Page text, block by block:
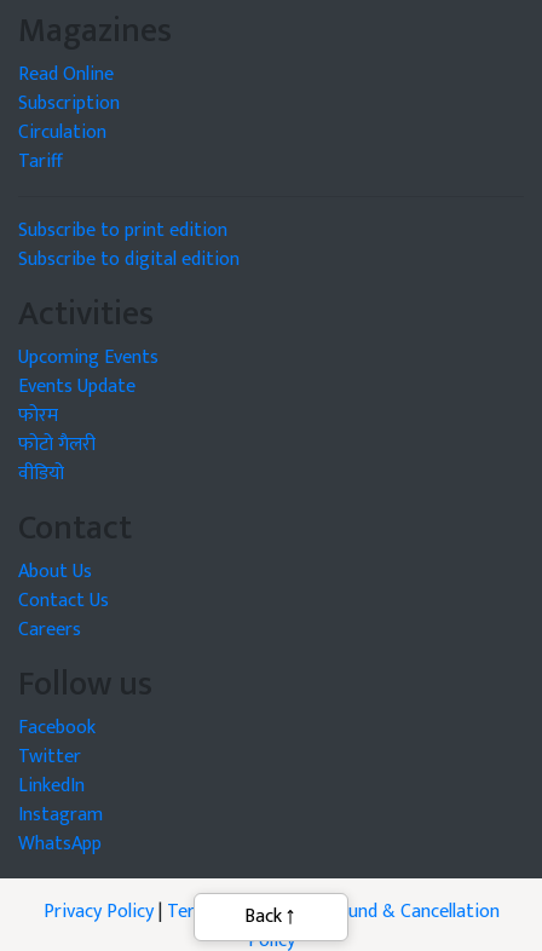
Magazines
Read Online
Subscription
Circulation
Tariff
Subscribe to print edition
Subscribe to digital edition
Activities
Upcoming Events
Events Update
फोरम
फोटो गैलरी
वीडियो
Contact
About Us
Contact Us
Careers
Follow us
Facebook
Twitter
LinkedIn
Instagram
WhatsApp
Privacy Policy|Terms of Service
Refund & Cancellation
Policy